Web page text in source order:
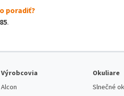
poradiť?
.
Výrobcovia
Alcon
Okuliare
Slnečné